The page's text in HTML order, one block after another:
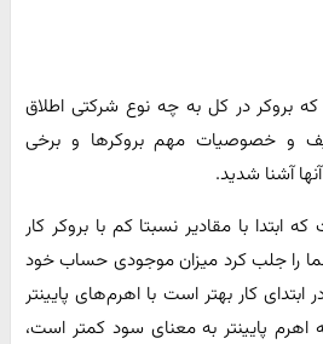
بروکر در کل به چه نوع شرکتی اطلاق
و خصوصیات مهم بروکرها و برخی
آشنا شدید.
ابتدا با مقادیر نسبتا کم با بروکر کار
شما را جلب کرد میزان موجودی حساب خود
کار بهتر است با اهرم‌های پایینتر
اهرم پایینتر به معنای سود کمتر است،